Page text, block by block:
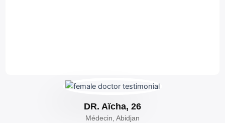
DR. Aïcha, 26
Médecin, Abidjan